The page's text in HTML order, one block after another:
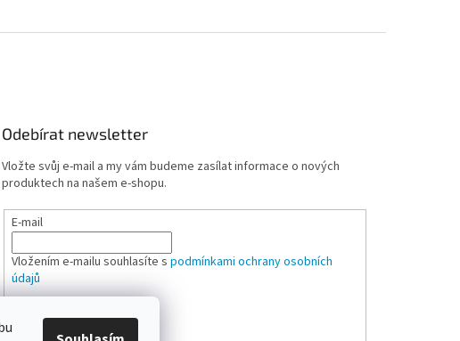
Odebírat newsletter
Vložte svůj e-mail a my vám budeme zasílat informace o nových
produktech na našem e-shopu.
E-mail
Vložením e-mailu souhlasíte spodmínkami ochrany osobních
údajů
PŘIHLÁSIT SE